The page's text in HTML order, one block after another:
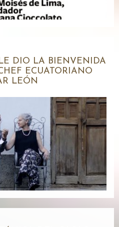
DIO LA BIENVENIDA
ECUATORIANO
LEÓN